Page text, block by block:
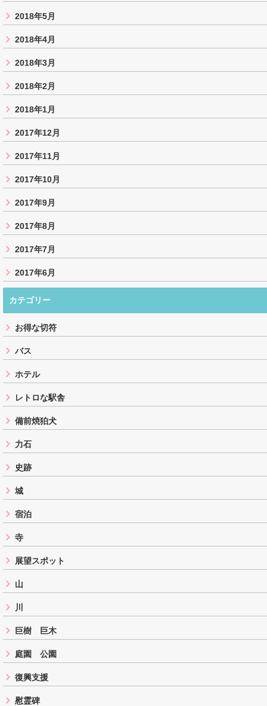
2018年5月
2018年4月
2018年3月
2018年2月
2018年1月
2017年12月
2017年11月
2017年10月
2017年9月
2017年8月
2017年7月
2017年6月
カテゴリー
お得な切符
バス
ホテル
レトロな駅舎
備前焼狛犬
力石
史跡
城
宿泊
寺
展望スポット
山
川
巨樹 巨木
庭園 公園
復興支援
慰霊碑